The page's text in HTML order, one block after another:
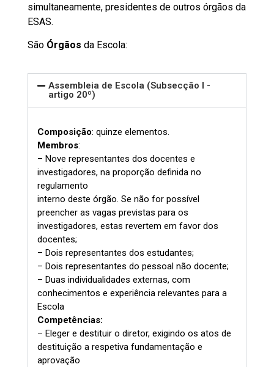
simultaneamente, presidentes de outros órgãos da
ESAS.
São Órgãos da Escola:
Assembleia de Escola (Subsecção I -
artigo 20º)
Composição: quinze elementos.
Membros:
– Nove representantes dos docentes e
investigadores, na proporção definida no
regulamento
interno deste órgão. Se não for possível
preencher as vagas previstas para os
investigadores, estas revertem em favor dos
docentes;
– Dois representantes dos estudantes;
– Dois representantes do pessoal não docente;
– Duas individualidades externas, com
conhecimentos e experiência relevantes para a
Escola
Competências:
– Eleger e destituir o diretor, exigindo os atos de
destituição a respetiva fundamentação e
aprovação